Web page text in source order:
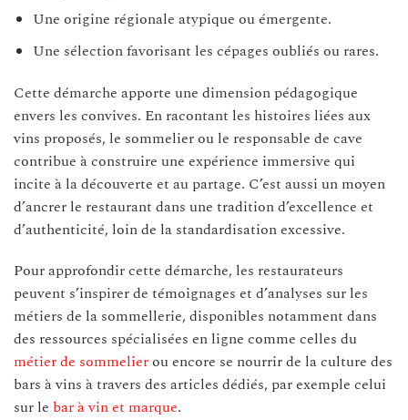
Une origine régionale atypique ou émergente.
Une sélection favorisant les cépages oubliés ou rares.
Cette démarche apporte une dimension pédagogique
envers les convives. En racontant les histoires liées aux
vins proposés, le sommelier ou le responsable de cave
contribue à construire une expérience immersive qui
incite à la découverte et au partage. C’est aussi un moyen
d’ancrer le restaurant dans une tradition d’excellence et
d’authenticité, loin de la standardisation excessive.
Pour approfondir cette démarche, les restaurateurs
peuvent s’inspirer de témoignages et d’analyses sur les
métiers de la sommellerie, disponibles notamment dans
des ressources spécialisées en ligne comme celles du
métier de sommelierou encore se nourrir de la culture des
bars à vins à travers des articles dédiés, par exemple celui
sur le bar à vin et marque.